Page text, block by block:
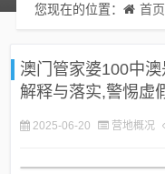
您现在的位置： 首页
澳门管家婆100中
解释与落实,警惕虚
2025-06-20 营地概况